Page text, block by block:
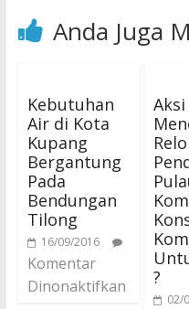
Anda Juga
Kebutuhan
Air di Kota
Kupang
Bergantung
Pada
Bendungan
Tilong
16/09/2016
Komentar
Dinonaktifkan
Aksi
?
02/